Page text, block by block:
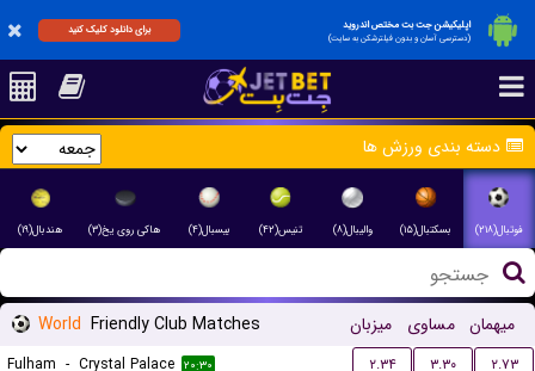
اپلیکیشن جت بت مختص اندروید
(دسترسی آسان و بدون فیلترشکن به سایت)
برای دانلود کلیک کنید
دسته بندی ورزش ها
فوتبال(۲۱۸) بسکتبال(۱۵) والیبال(۸) تنیس(۴۲) بیسبال(۴) هاکی روی یخ(۳) هندبال(۱۹)
World Friendly Club Matches میزبان مساوی میهمان
Fulham - Crystal Palace ۲۰:۳۰ ۲.۳۴ ۳.۳۰
۲.۷۳